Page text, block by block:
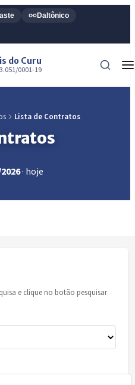
Daltônico
do Curu
0001-19
Lista de Contratos
· hoje
e clique no botão pesquisar